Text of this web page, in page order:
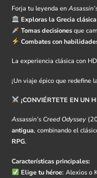
Forja tu leyenda en
Exploras la Grecia clásica
Tomas decisionesque
Combates con
La experiencia clásica con
¡Un viaje épico que redefine
¡CONVIÉRTETE EN UN
Assassin’s Creed Odyssey
antigua, combinando el
RPG.
Características principales:
Elige tu héroe: Alexios o